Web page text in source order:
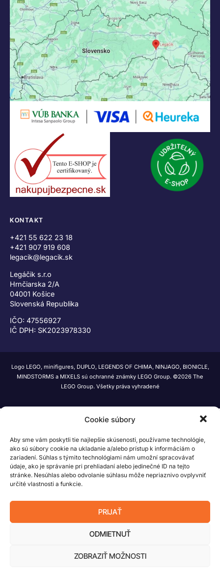
Cookie súbory
Aby sme vám poskytli tie najlepšie skúsenosti, používame technológie,
ako sú súbory cookie na ukladanie a/alebo prístup k informáciám o
zariadení. Súhlas s týmito technológiami nám umožní spracovávať
údaje, ako je správanie pri prehliadaní alebo jedinečné ID na tejto
stránke. Nesúhlas alebo odvolanie súhlasu môže nepriaznivo ovplyvniť
určité vlastnosti a funkcie.
PRIJAŤ
ODMIETNUŤ
ZOBRAZIŤ MOŽNOSTI
KONTAKT
+421 55 622 23 18
+421 907 919 608
legacik@legacik.sk
Legáčik s.r.o
Hrnčiarska 2/A
04001 Košice
Slovenská Republika
IČO: 47556927
IČ DPH: SK2023978330
Logo LEGO, minifigures, DUPLO, LEGENDS OF CHIMA, NINJAGO, BIONICLE,
MINDSTORMS a MIXELS sú ochranné známky LEGO Group. ©2026 The
LEGO Group. Všetky práva vyhradené